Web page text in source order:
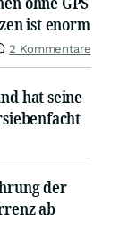
ist enorm
2 Kommentare
hat seine
der
ab